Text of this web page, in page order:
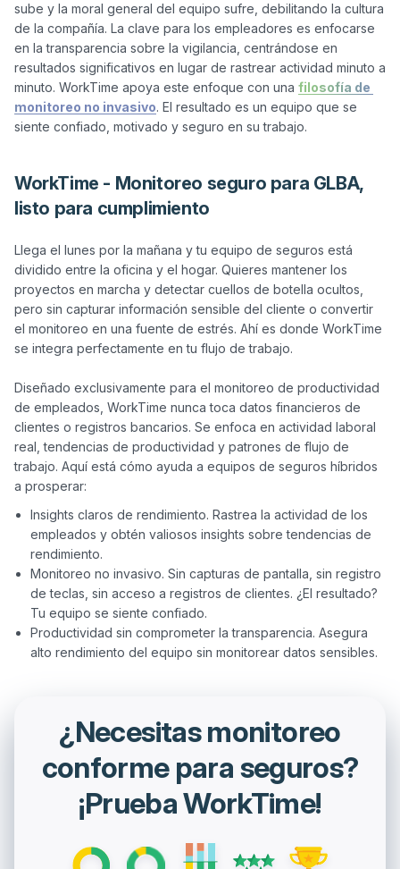
sube y la moral general del equipo sufre, debilitando la cultura
de la compañía. La clave para los empleadores es enfocarse
en la transparencia sobre la vigilancia, centrándose en
resultados significativos en lugar de rastrear actividad minuto a
minuto. WorkTime apoya este enfoque con una filosofía de
monitoreo no invasivo. El resultado es un equipo que se
WorkTime - Monitoreo seguro para GLBA,
listo para cumplimiento
Llega el lunes por la mañana y tu equipo de seguros está
dividido entre la oficina y el hogar. Quieres mantener los
proyectos en marcha y detectar cuellos de botella ocultos,
pero sin capturar información sensible del cliente o convertir
el monitoreo en una fuente de estrés. Ahí es donde WorkTime
se integra perfectamente en tu flujo de trabajo.
Diseñado exclusivamente para el monitoreo de productividad
de empleados, WorkTime nunca toca datos financieros de
clientes o registros bancarios. Se enfoca en actividad laboral
real, tendencias de productividad y patrones de flujo de
trabajo. Aquí está cómo ayuda a equipos de seguros híbridos
Insights claros de rendimiento. Rastrea la actividad de los
empleados y obtén valiosos insights sobre tendencias de
rendimiento.
Monitoreo no invasivo. Sin capturas de pantalla, sin registro
de teclas, sin acceso a registros de clientes. ¿El resultado?
Tu equipo se siente confiado.
Productividad sin comprometer la transparencia. Asegura
alto rendimiento del equipo sin monitorear datos sensibles.
¿Necesitas monitoreo
conforme para seguros?
¡Prueba WorkTime!